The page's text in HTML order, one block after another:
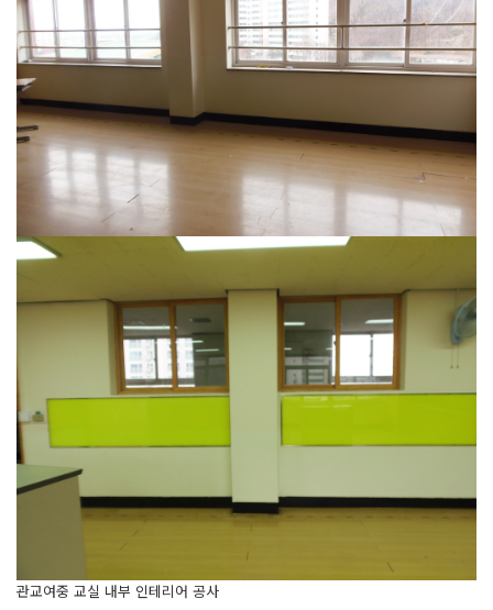
관교여중 교실 내부 인테리어 공사